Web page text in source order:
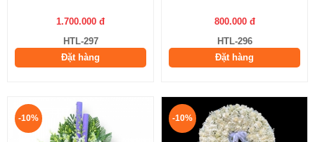
1.700.000 đ
HTL-297
Đặt hàng
800.000 đ
HTL-296
Đặt hàng
-10% -10%